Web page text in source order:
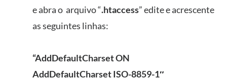
e abra o arquivo “.htaccess” edite e acrescente
as seguintes linhas:
“AddDefaultCharset ON
AddDefaultCharset ISO-8859-1″